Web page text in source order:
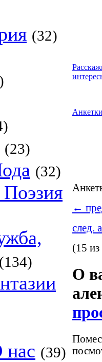
(32)
(23)
(32)
(134)
(39)
←
след.
(15
О